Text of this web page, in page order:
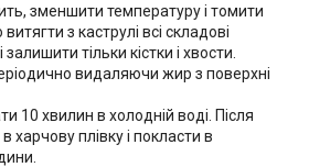
зменшити температуру і томити
з каструлі всі складові
тільки кістки і хвости.
видаляючи жир з поверхні
10 хвилин в холодній воді. Після
харчову плівку і покласти в